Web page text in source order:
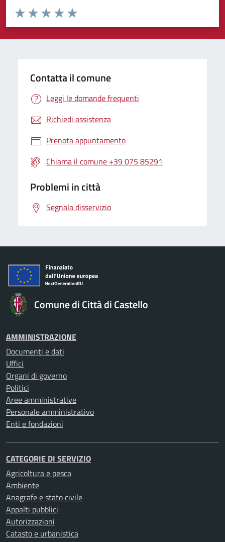
Valuta da 1 a 5 stelle la pagina
Valuta 5 stelle su 5
Valuta 4 stelle su 5
Valuta 3 stelle su 5
Valuta 2 stelle su 5
Valuta 1 stelle su 5
Contatta il comune
Leggi le domande frequenti
Richiedi assistenza
Prenota appuntamento
Chiama il comune +39 075 85291
Problemi in città
Segnala disservizio
Comune di Città di Castello
AMMINISTRAZIONE
Documenti e dati
Uffici
Organi di governo
Politici
Aree amministrative
Personale amministrativo
Enti e fondazioni
CATEGORIE DI SERVIZIO
Agricoltura e pesca
Ambiente
Anagrafe e stato civile
Appalti pubblici
Autorizzazioni
Catasto e urbanistica